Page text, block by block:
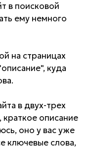
в поисковой
ему немного
на страницах
куда
в двух-трех
описание
оно у вас уже
ключевые слова,